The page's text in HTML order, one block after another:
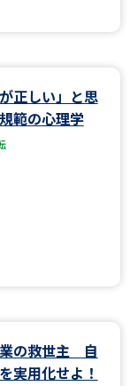
正しい」と思
範の心理学
の救世主 自
実用化せよ！